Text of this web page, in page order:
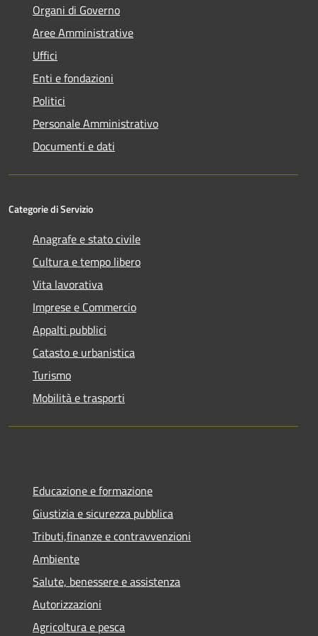
Organi di Governo
Aree Amministrative
Uffici
Enti e fondazioni
Politici
Personale Amministrativo
Documenti e dati
Categorie di Servizio
Anagrafe e stato civile
Cultura e tempo libero
Vita lavorativa
Imprese e Commercio
Appalti pubblici
Catasto e urbanistica
Turismo
Mobilità e trasporti
Educazione e formazione
Giustizia e sicurezza pubblica
Tributi,finanze e contravvenzioni
Ambiente
Salute, benessere e assistenza
Autorizzazioni
Agricoltura e pesca